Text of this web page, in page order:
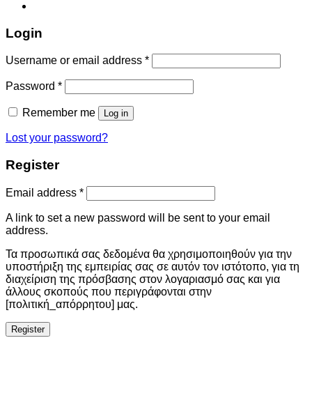
Login
Username or email address *
Password *
Remember me Log in
Lost your password?
Register
Email address *
A link to set a new password will be sent to your email
address.
Τα προσωπικά σας δεδομένα θα χρησιμοποιηθούν για την
υποστήριξη της εμπειρίας σας σε αυτόν τον ιστότοπο, για τη
διαχείριση της πρόσβασης στον λογαριασμό σας και για
άλλους σκοπούς που περιγράφονται στην
[πολιτική_απόρρητου] μας.
Register